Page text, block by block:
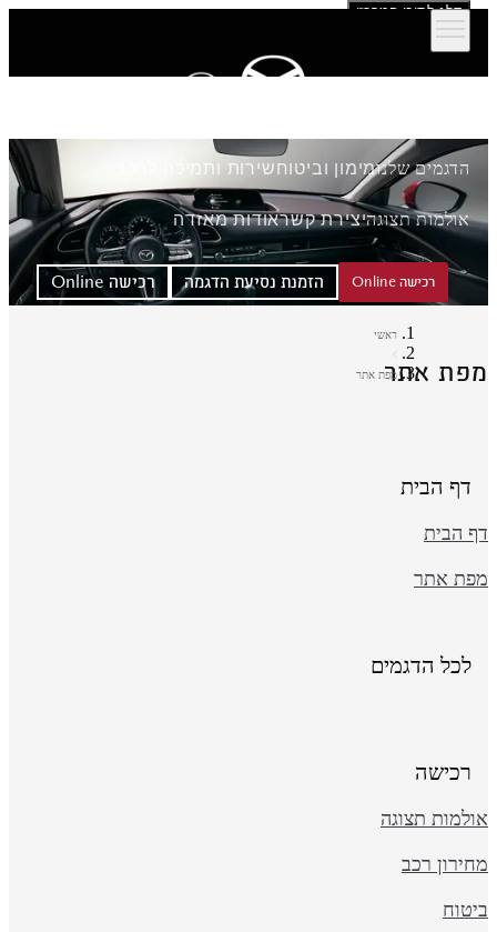
דלג לתוכן המרכזי
הדגמים שלנומימון וביטוחשירות ותמיכה לרכב
אולמות תצוגהיצירת קשראודות מאזדה
רכישה Online הזמנת נסיעת הדגמה רכישה Online
ראשי
מפת אתראתר
דף הבית
הבית
אתר
לכל הדגמים
רכישה
תצוגה
רכב